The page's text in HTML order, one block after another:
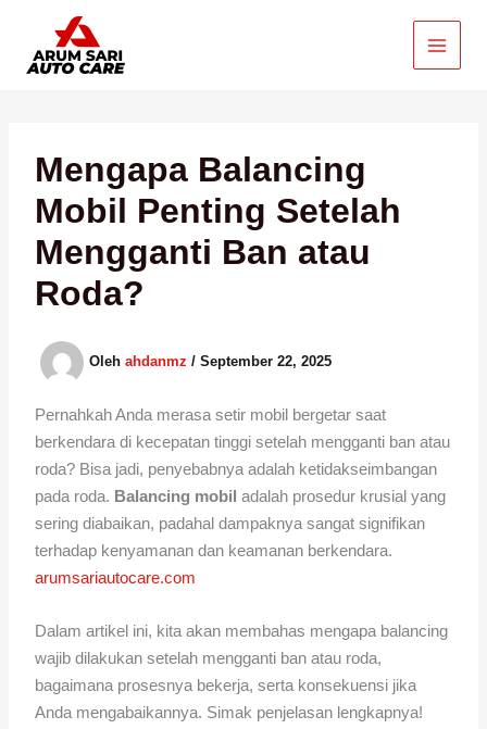
konten
Mengapa Balancing
Mobil Penting Setelah
Mengganti Ban atau
Roda?
Olehahdanmz/September 22, 2025
Pernahkah Anda merasa setir mobil bergetar saat
berkendara di kecepatan tinggi setelah mengganti ban atau
roda? Bisa jadi, penyebabnya adalah ketidakseimbangan
pada roda. Balancing mobil adalah prosedur krusial yang
sering diabaikan, padahal dampaknya sangat signifikan
terhadap kenyamanan dan keamanan berkendara.
arumsariautocare.com
Dalam artikel ini, kita akan membahas mengapa balancing
wajib dilakukan setelah mengganti ban atau roda,
bagaimana prosesnya bekerja, serta konsekuensi jika
Anda mengabaikannya. Simak penjelasan lengkapnya!